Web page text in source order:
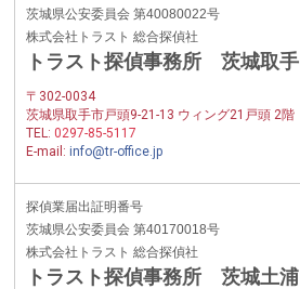
茨城県公安委員会 第40080022号
株式会社トラスト 総合探偵社
トラスト探偵事務所 茨城取手
〒302-0034
茨城県取手市戸頭9-21-13 ウィング21戸頭 2階
TEL:0297-85-5117
E-mail:info@tr-office.jp
探偵業届出証明番号
茨城県公安委員会 第40170018号
株式会社トラスト 総合探偵社
トラスト探偵事務所 茨城土浦